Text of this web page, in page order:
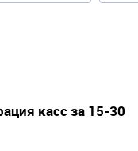
касс за 15-30